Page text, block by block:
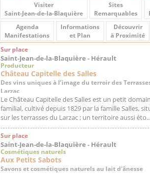
Visiter
Saint-Jean-de-la-Blaquière
Sites
Remarquables
Agenda
Manifestations
Informations
et Plan
Découvrir
à Proximité
Sur place
Saint-Jean-de-la-Blaquière - Hérault
Producteur
Château Capitelle des Salles
Des vins uniques à l’image du terroir des
Larzac
Le Château Capitelle des Salles est un petit
familial, cultivé depuis 1829 par la famille Salles,
sur les terrasses du Larzac ; un territoire aussi
Sur place
Saint-Jean-de-la-Blaquière - Hérault
Cosmétiques naturels
Aux Petits Sabots
Savons et cosmétiques naturels au lait d'ânesse